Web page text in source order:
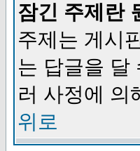
잠긴 주제란
주제는 게시
는 답글을 달
러 사정에 의
위로